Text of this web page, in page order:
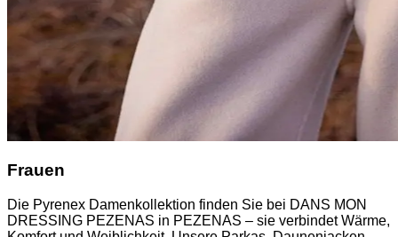
Frauen
Die Pyrenex Damenkollektion finden Sie bei DANS MON
DRESSING PEZENAS in PEZENAS – sie verbindet Wärme,